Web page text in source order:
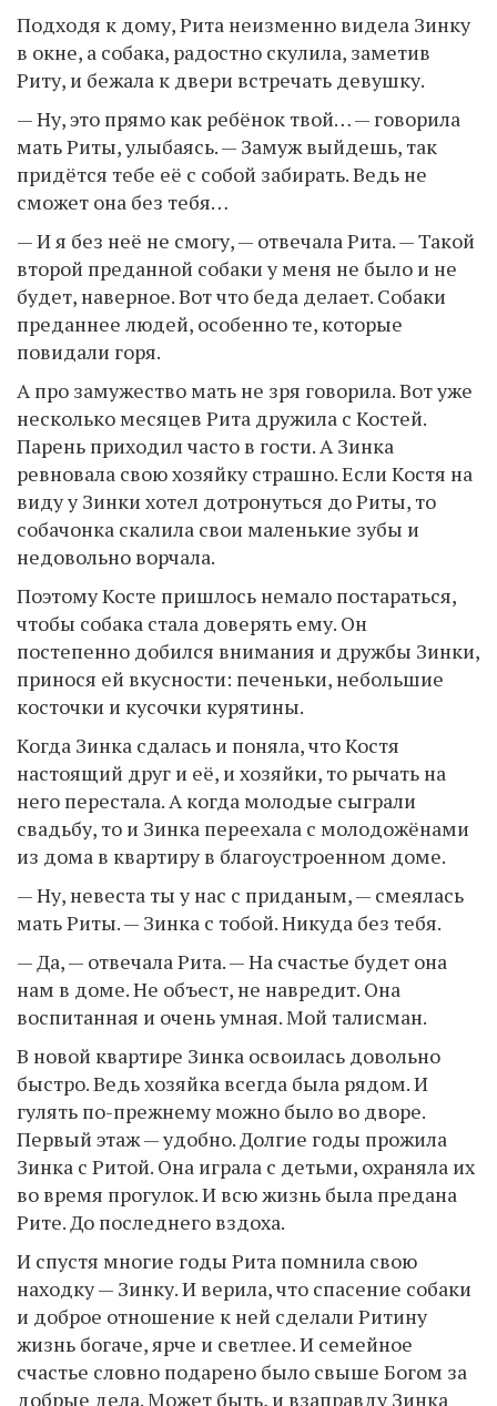
Подходя к дому, Рита неизменно видела Зинку
в окне, а собака, радостно скулила, заметив
Риту, и бежала к двери встречать девушку.
— Ну, это прямо как ребёнок твой… — говорила
мать Риты, улыбаясь. — Замуж выйдешь, так
придётся тебе её с собой забирать. Ведь не
сможет она без тебя…
— И я без неё не смогу, — отвечала Рита. — Такой
второй преданной собаки у меня не было и не
будет, наверное. Вот что беда делает. Собаки
преданнее людей, особенно те, которые
повидали горя.
А про замужество мать не зря говорила. Вот уже
несколько месяцев Рита дружила с Костей.
Парень приходил часто в гости. А Зинка
ревновала свою хозяйку страшно. Если Костя на
виду у Зинки хотел дотронуться до Риты, то
собачонка скалила свои маленькие зубы и
недовольно ворчала.
Поэтому Косте пришлось немало постараться,
чтобы собака стала доверять ему. Он
постепенно добился внимания и дружбы Зинки,
принося ей вкусности: печеньки, небольшие
косточки и кусочки курятины.
Когда Зинка сдалась и поняла, что Костя
настоящий друг и её, и хозяйки, то рычать на
него перестала. А когда молодые сыграли
свадьбу, то и Зинка переехала с молодожёнами
из дома в квартиру в благоустроенном доме.
— Ну, невеста ты у нас с приданым, — смеялась
мать Риты. — Зинка с тобой. Никуда без тебя.
— Да, — отвечала Рита. — На счастье будет она
нам в доме. Не объест, не навредит. Она
воспитанная и очень умная. Мой талисман.
В новой квартире Зинка освоилась довольно
быстро. Ведь хозяйка всегда была рядом. И
гулять по-прежнему можно было во дворе.
Первый этаж — удобно. Долгие годы прожила
Зинка с Ритой. Она играла с детьми, охраняла их
во время прогулок. И всю жизнь была предана
Рите. До последнего вздоха.
И спустя многие годы Рита помнила свою
находку — Зинку. И верила, что спасение собаки
и доброе отношение к ней сделали Ритину
жизнь богаче, ярче и светлее. И семейное
счастье словно подарено было свыше Богом за
добрые дела. Может быть, и взаправду Зинка